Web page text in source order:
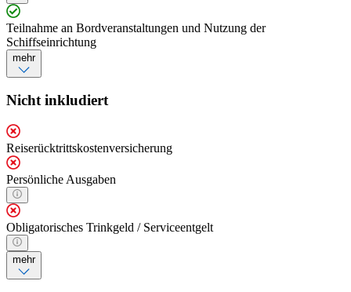
Teilnahme an Bordveranstaltungen und Nutzung der
Schiffseinrichtung
mehr
Nicht inkludiert
Reiserücktrittskostenversicherung
Persönliche Ausgaben
Obligatorisches Trinkgeld / Serviceentgelt
mehr